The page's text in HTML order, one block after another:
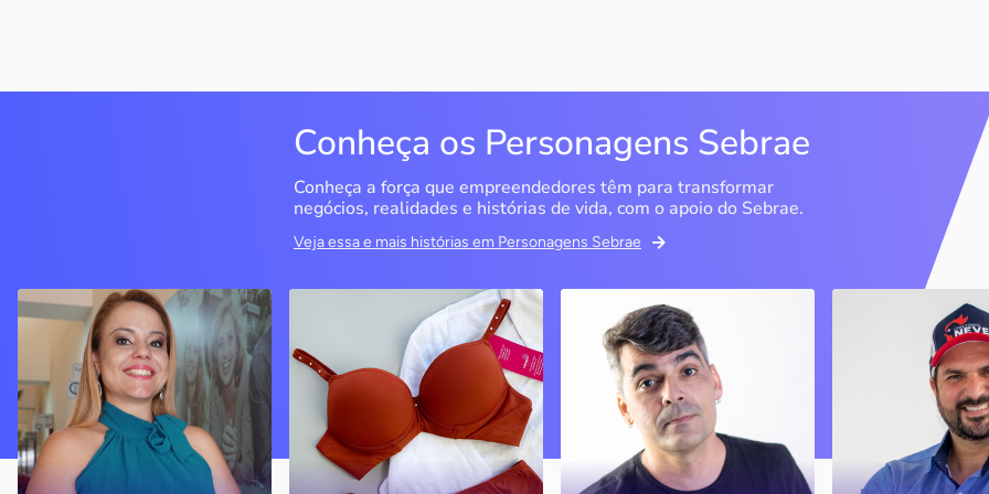
Conheça os Personagens Sebrae
Conheça a força que empreendedores têm para transformar
negócios, realidades e histórias de vida, com o apoio do Sebrae.
Veja essa e mais histórias em Personagens Sebrae
QualiMedi Saúde
Londrina / PR
Crisanália Cinagava e
Fernando Cinagava abriram
clínica com atendimento de
nível particular com preço
acessível
Miragem Moda Íntima
Pérola / PR
Com o apoio do Sebrae, a
empresa cresceu e
atualmente conta com
quatro lojas
Bipp Tecnologia
Picos / PI
Marcus Linhares
transformou a tese do
doutorado em negócio
Criatório
Sobrália / MG